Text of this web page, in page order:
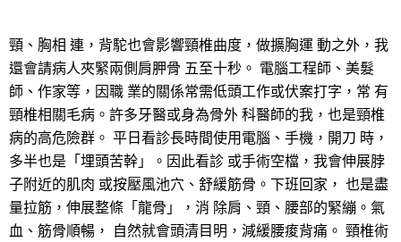
頸、胸相 連，背駝也會影響頸椎曲度，做擴胸運 動之外，我
還會請病人夾緊兩側肩胛骨 五至十秒。 電腦工程師、美髮
師、作家等，因職 業的關係常需低頭工作或伏案打字，常 有
頸椎相關毛病。許多牙醫或身為骨外 科醫師的我，也是頸椎
病的高危險群。 平日看診長時間使用電腦、手機，開刀 時，
多半也是「埋頭苦幹」。因此看診 或手術空檔，我會伸展脖
子附近的肌肉 或按壓風池穴、舒緩筋骨。下班回家， 也是盡
量拉筋，伸展整條「龍骨」，消 除肩、頸、腰部的緊繃。氣
血、筋骨順暢， 自然就會頭清目明，減緩腰痠背痛。 頸椎術